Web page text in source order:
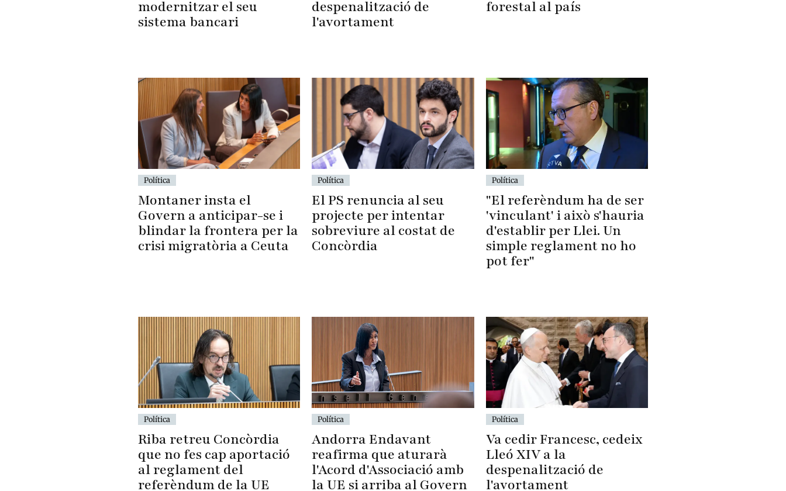
modernitzar el seu
sistema bancari
despenalització de
l'avortament
forestal al país
Política
Montaner insta el
Govern a anticipar-se i
blindar la frontera per la
crisi migratòria a Ceuta
Política
El PS renuncia al seu
projecte per intentar
sobreviure al costat de
Concòrdia
Política
"El referèndum ha de ser
'vinculant' i això s'hauria
d'establir per Llei. Un
simple reglament no ho
pot fer"
Política
Riba retreu Concòrdia
que no fes cap aportació
al reglament del
referèndum de la UE
Política
Andorra Endavant
reafirma que aturarà
l'Acord d'Associació amb
la UE si arriba al Govern
Política
Va cedir Francesc, cedeix
Lleó XIV a la
despenalització de
l'avortament